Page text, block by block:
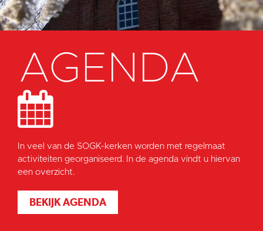
AGENDA
In veel van de SOGK-kerken worden met regelmaat
activiteiten georganiseerd. In de agenda vindt u hiervan
een overzicht.
BEKIJK AGENDA